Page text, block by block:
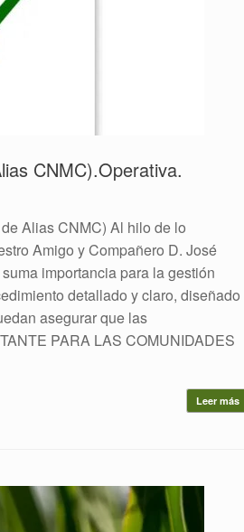
CNMC).Operativa.
Alias CNMC) Al hilo de lo
Amigo y Compañero D. José
importancia para la gestión
detallado y claro, diseñado
asegurar que las
PARA LAS COMUNIDADES
Leer más